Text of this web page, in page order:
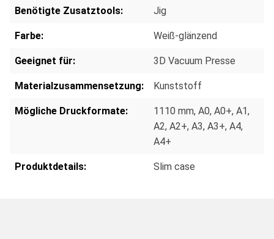
Benötigte Zusatztools: Jig
Farbe: Weiß-glänzend
Geeignet für: 3D Vacuum Presse
Materialzusammensetzung: Kunststoff
Mögliche Druckformate: 1110 mm, A0, A0+, A1,
A2, A2+, A3, A3+, A4,
A4+
Produktdetails: Slim case